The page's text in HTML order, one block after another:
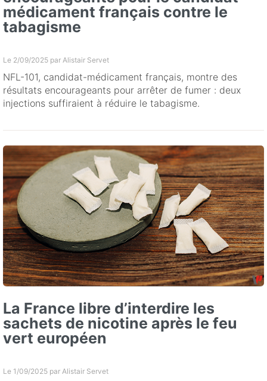
médicament français contre le
tabagisme
Le 2/09/2025 par Alistair Servet
NFL-101, candidat-médicament français, montre des
résultats encourageants pour arrêter de fumer : deux
injections suffiraient à réduire le tabagisme.
La France libre d’interdire les
sachets de nicotine après le feu
vert européen
Le 1/09/2025 par Alistair Servet